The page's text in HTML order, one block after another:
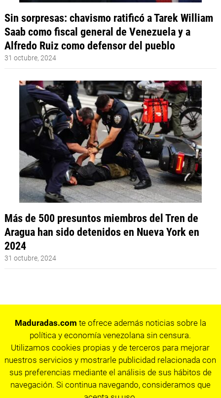
Sin sorpresas: chavismo ratificó a Tarek William
Saab como fiscal general de Venezuela y a
Alfredo Ruiz como defensor del pueblo
31 octubre, 2024
Más de 500 presuntos miembros del Tren de
Aragua han sido detenidos en Nueva York en
2024
31 octubre, 2024
Maduradas.com te ofrece además noticias sobre la
política y economía venezolana sin censura.
Utilizamos cookies propias y de terceros para mejorar
nuestros servicios y mostrarle publicidad relacionada con
sus preferencias mediante el análisis de sus hábitos de
navegación. Si continua navegando, consideramos que